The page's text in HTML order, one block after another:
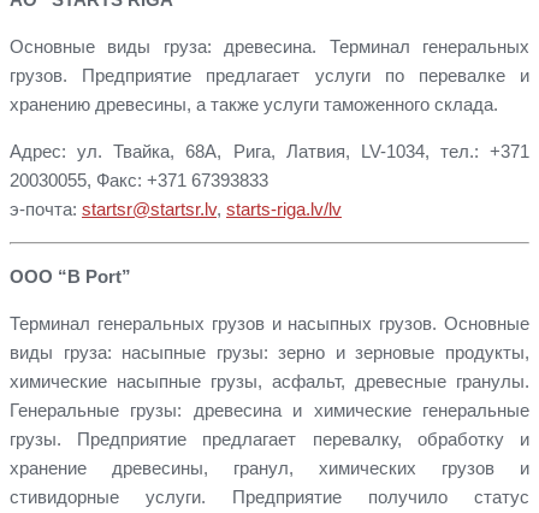
Основные виды груза: древесина. Терминал генеральных
грузов. Предприятие предлагает услуги по перевалке и
хранению древесины, а также услуги таможенного склада.
Адрес: ул. Твайка, 68A, Рига, Латвия, LV-1034, тел.: +371
20030055, Факс: +371 67393833
э-почта: startsr@startsr.lv, starts-riga.lv/lv
ООО “B Port”
Терминал генеральных грузов и насыпных грузов. Основные
виды груза: насыпные грузы: зерно и зерновые продукты,
химические насыпные грузы, асфальт, древесные гранулы.
Генеральные грузы: древесина и химические генеральные
грузы. Предприятие предлагает перевалку, обработку и
хранение древесины, гранул, химических грузов и
стивидорные услуги. Предприятие получило статус